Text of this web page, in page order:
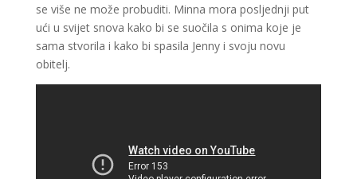
se više ne može probuditi. Minna mora posljednji put
ući u svijet snova kako bi se suočila s onima koje je
sama stvorila i kako bi spasila Jenny i svoju novu
obitelj.